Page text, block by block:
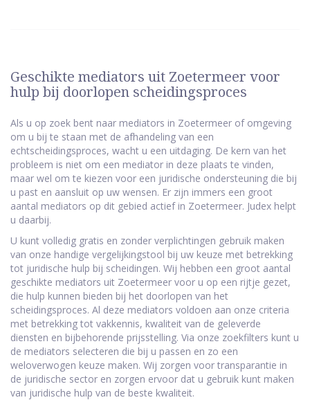
Geschikte mediators uit Zoetermeer voor
hulp bij doorlopen scheidingsproces
Als u op zoek bent naar mediators in Zoetermeer of omgeving
om u bij te staan met de afhandeling van een
echtscheidingsproces, wacht u een uitdaging. De kern van het
probleem is niet om een mediator in deze plaats te vinden,
maar wel om te kiezen voor een juridische ondersteuning die bij
u past en aansluit op uw wensen. Er zijn immers een groot
aantal mediators op dit gebied actief in Zoetermeer. Judex helpt
u daarbij.
U kunt volledig gratis en zonder verplichtingen gebruik maken
van onze handige vergelijkingstool bij uw keuze met betrekking
tot juridische hulp bij scheidingen. Wij hebben een groot aantal
geschikte mediators uit Zoetermeer voor u op een rijtje gezet,
die hulp kunnen bieden bij het doorlopen van het
scheidingsproces. Al deze mediators voldoen aan onze criteria
met betrekking tot vakkennis, kwaliteit van de geleverde
diensten en bijbehorende prijsstelling. Via onze zoekfilters kunt u
de mediators selecteren die bij u passen en zo een
weloverwogen keuze maken. Wij zorgen voor transparantie in
de juridische sector en zorgen ervoor dat u gebruik kunt maken
van juridische hulp van de beste kwaliteit.